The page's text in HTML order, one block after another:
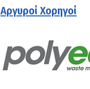
Αργυροί Χορηγοί